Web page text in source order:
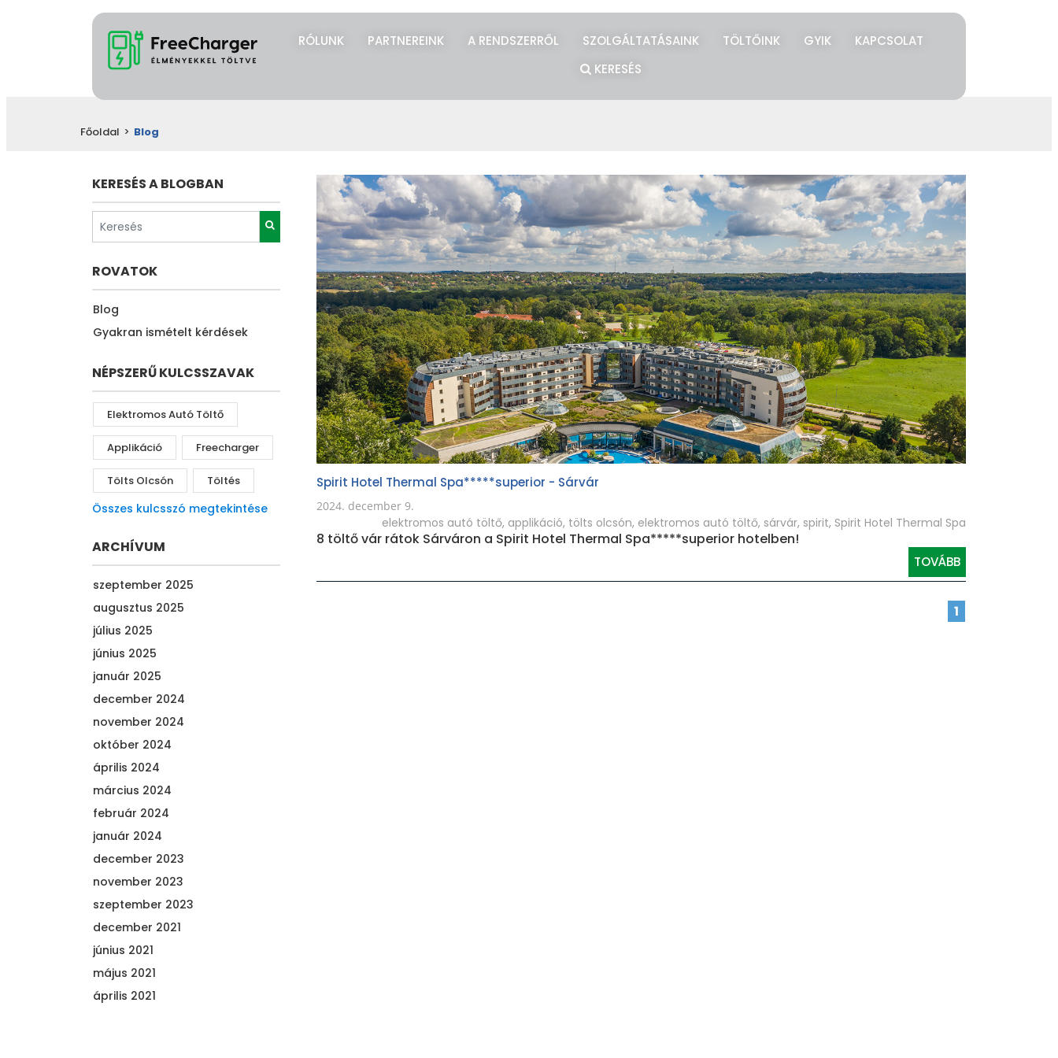
RÓLUNK PARTNEREINK A RENDSZERRŐL SZOLGÁLTATÁSAINK TÖLTŐINK GYIK
KAPCSOLAT
KERESÉS
Főoldal > Blog
KERESÉS A BLOGBAN
ROVATOK
Blog
Gyakran ismételt kérdések
NÉPSZERŰ KULCSSZAVAK
Elektromos Autó Töltő
Applikáció Freecharger
Tölts Olcsón Töltés
Összes kulcsszó megtekintése
ARCHÍVUM
szeptember 2025
augusztus 2025
július 2025
június 2025
január 2025
december 2024
november 2024
október 2024
április 2024
március 2024
február 2024
január 2024
december 2023
november 2023
szeptember 2023
december 2021
június 2021
május 2021
április 2021
Spirit Hotel Thermal Spa*****superior - Sárvár
2024. december 9.
elektromos autó töltő, applikáció, tölts olcsón, elektromos autó töltő, sárvár, spirit, Spirit Hotel Thermal Spa
8 töltő vár rátok Sárváron a Spirit Hotel Thermal Spa*****superior hotelben!
TOVÁBB
1